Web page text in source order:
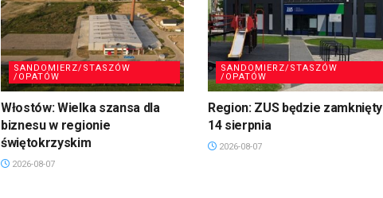
SANDOMIERZ/STASZÓW
/OPATÓW
Włostów: Wielka szansa dla
biznesu w regionie
świętokrzyskim
2026-08-07
SANDOMIERZ/STASZÓW
/OPATÓW
Region: ZUS będzie zamknięty
14 sierpnia
2026-08-07